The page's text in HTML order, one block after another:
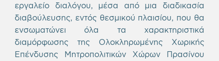
εργαλείο διαλόγου, μέσα από μια διαδικασία
διαβούλευσης, εντός θεσμικού πλαισίου, που θα
ενσωματώνει όλα τα χαρακτηριστικά
διαμόρφωσης της Ολοκληρωμένης Χωρικής
Επένδυσης Mητροπολιτικών Χώρων Πρασίνου